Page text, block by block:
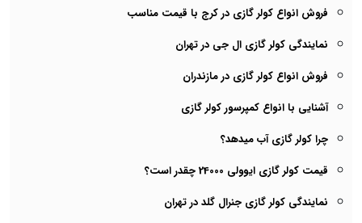
فروش انواع کولر گازی در کرج با قیمت مناسب
نمایندگی کولر گازی ال جی در تهران
فروش انواع کولر گازی در مازندران
آشنایی با انواع کمپرسور کولر گازی
چرا کولر گازی آب میدهد؟
قیمت کولر گازی ایوولی 24000 چقدر است؟
نمایندگی کولر گازی جنرال گلد در تهران